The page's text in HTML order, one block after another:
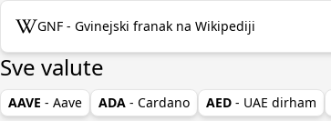
GNF - Gvinejski franak na Wikipediji
Sve valute
AAVE - Aave ADA - Cardano AED - UAE dirham